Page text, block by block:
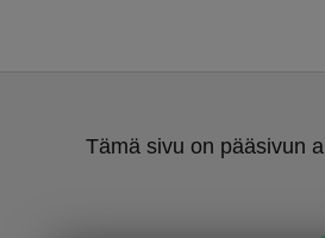
Tämä sivu on pääsivun